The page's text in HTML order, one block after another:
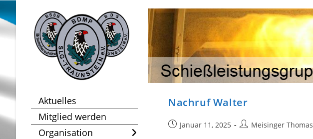
Inhalt
springen
Nachruf Walter
BeitragJanuar 11, 2025
Beitrags-
Meisinger Thomas
Aktuelles
Mitglied werden
Organisation